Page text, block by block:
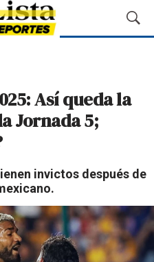
M
o
q
u
Así queda la
Jornada 5;
invictos después de